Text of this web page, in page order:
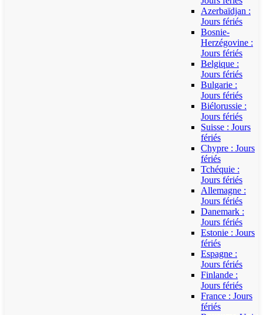
Azerbaïdjan :
Jours fériés
Bosnie-
Herzégovine :
Jours fériés
Belgique :
Jours fériés
Bulgarie :
Jours fériés
Biélorussie :
Jours fériés
Suisse : Jours
fériés
Chypre : Jours
fériés
Tchéquie :
Jours fériés
Allemagne :
Jours fériés
Danemark :
Jours fériés
Estonie : Jours
fériés
Espagne :
Jours fériés
Finlande :
Jours fériés
France : Jours
fériés